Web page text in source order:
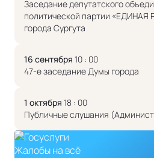
Заседание депутатского
политической партии
города Сургута
16 сентября 10 : 00
47-е заседание Думы города
1 октября 18 : 00
Публичные слушания
Жалобы на всё